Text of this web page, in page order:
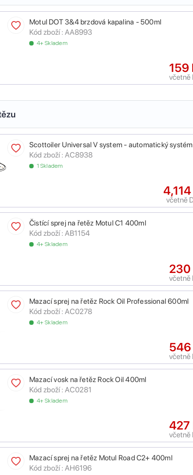
Motul DOT 3&4 brzdová kapalina - 500ml
Kód zboží : AA8993
4+ Skladem
159
včetně
Scottoiler Universal V system - automatický
Kód zboží : AC8938
1 Skladem
včetně
Čistící sprej na řetěz Motul C1 400ml
Kód zboží : AB1154
4+ Skladem
230
včetně
Mazací sprej na řetěz Rock Oil Professional 600ml
Kód zboží : AC0278
4+ Skladem
546
včetně
Mazací vosk na řetěz Rock Oil 400ml
Kód zboží : AC0281
4+ Skladem
427
včetně
Mazací sprej na řetěz Motul Road C2+ 400ml
Kód zboží : AH6196